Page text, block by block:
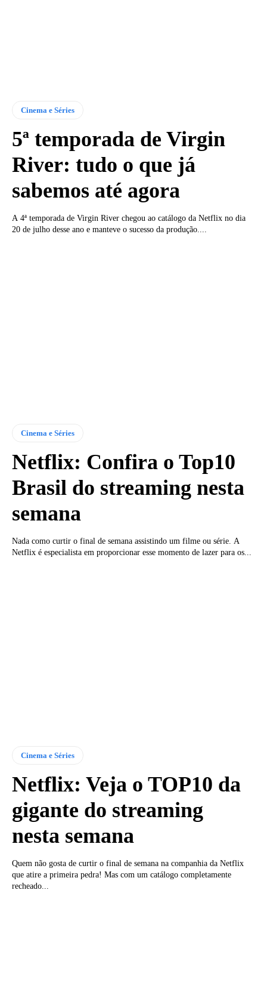
Cinema e Séries
5ª temporada de Virgin
River: tudo o que já
sabemos até agora
A 4ª temporada de Virgin River chegou ao catálogo da Netflix no dia
20 de julho desse ano e manteve o sucesso da produção....
Cinema e Séries
Netflix: Confira o Top10
Brasil do streaming nesta
semana
Nada como curtir o final de semana assistindo um filme ou série. A
Netflix é especialista em proporcionar esse momento de lazer para os...
Cinema e Séries
Netflix: Veja o TOP10 da
gigante do streaming
nesta semana
Quem não gosta de curtir o final de semana na companhia da Netflix
que atire a primeira pedra! Mas com um catálogo completamente
recheado...